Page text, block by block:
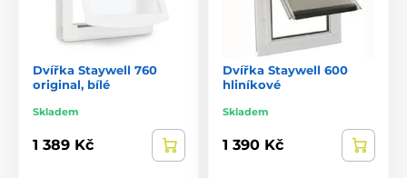
Dvířka Staywell 760
original, bílé
Skladem
1 389 Kč
Dvířka Staywell 600
hliníkové
Skladem
1 390 Kč